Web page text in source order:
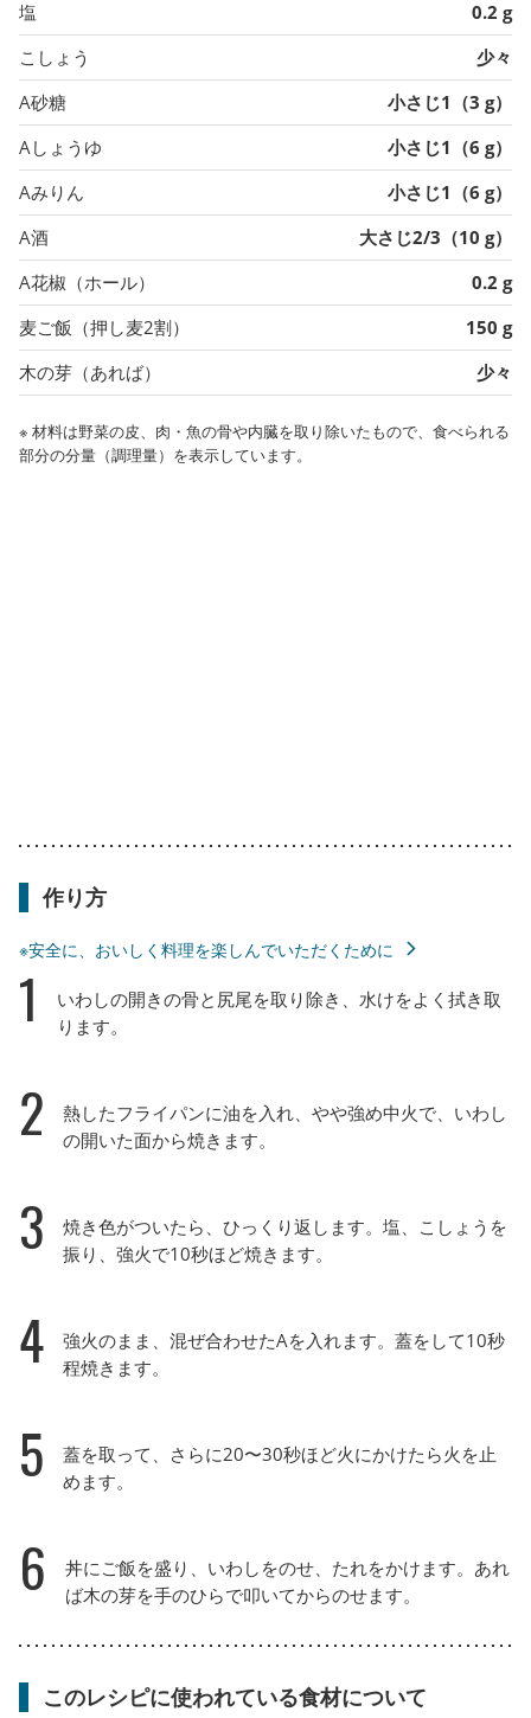
塩
0.2 g
こしょう
少々
A砂糖
小さじ1（3 g）
Aしょうゆ
小さじ1（6 g）
Aみりん
小さじ1（6 g）
A酒
大さじ2/3（10 g）
A花椒（ホール）
0.2 g
麦ご飯（押し麦2割）
150 g
木の芽（あれば）
少々
※ 材料は野菜の皮、肉・魚の骨や内臓を取り除いたもので、食べられる
部分の分量（調理量）を表示しています。
作り方
※安全に、おいしく料理を楽しんでいただくために
1
いわしの開きの骨と尻尾を取り除き、水けをよく拭き取
ります。
2
熱したフライパンに油を入れ、やや強め中火で、いわし
の開いた面から焼きます。
3
焼き色がついたら、ひっくり返します。塩、こしょうを
振り、強火で10秒ほど焼きます。
4
強火のまま、混ぜ合わせたAを入れます。蓋をして10秒
程焼きます。
5
蓋を取って、さらに20〜30秒ほど火にかけたら火を止
めます。
6
丼にご飯を盛り、いわしをのせ、たれをかけます。あれ
ば木の芽を手のひらで叩いてからのせます。
このレシピに使われている食材について